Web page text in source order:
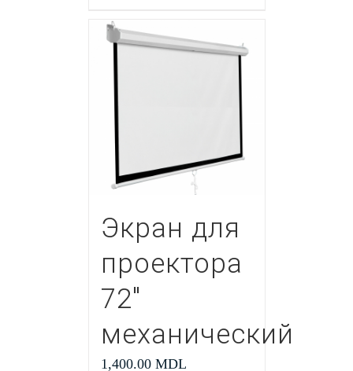
Экран для
проектора
72″
механический
1,400.00 MDL